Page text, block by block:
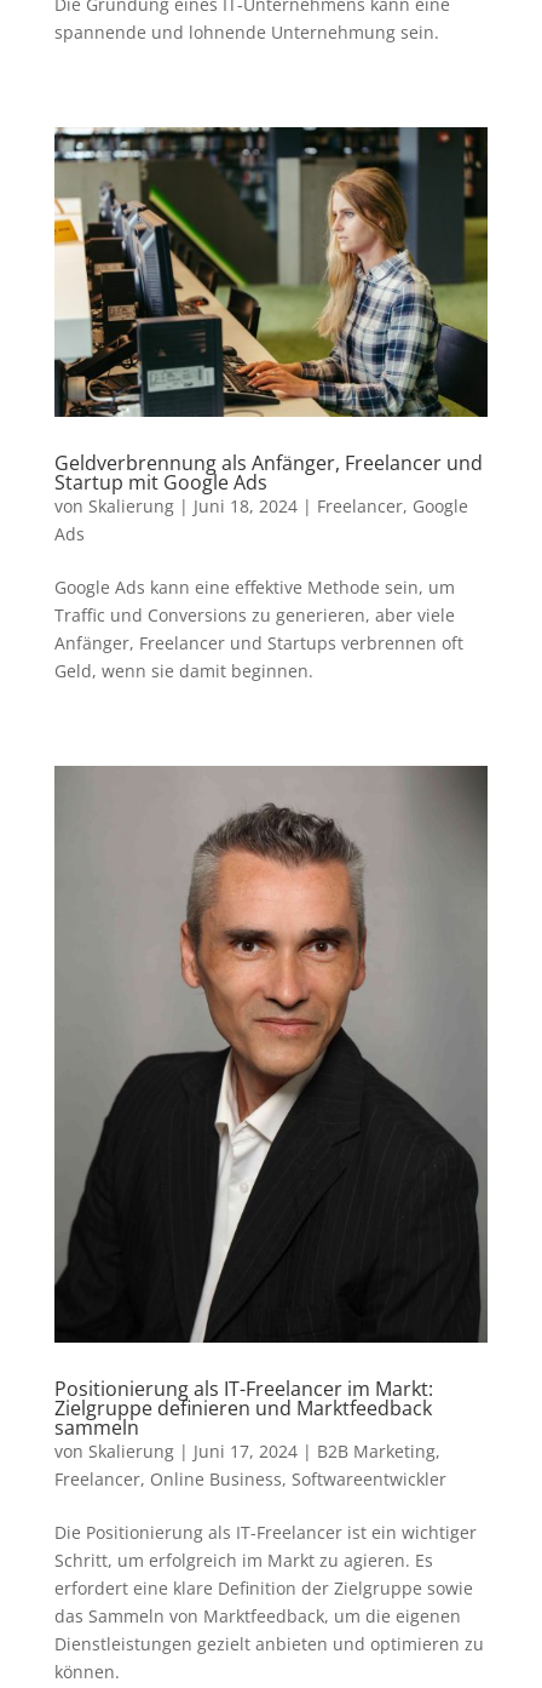
spannende und lohnende Unternehmung sein.
Geldverbrennung als Anfänger, Freelancer und
Startup mit Google Ads
von Skalierung| Juni 18, 2024| Freelancer, Google
Ads
Google Ads kann eine effektive Methode sein, um
Traffic und Conversions zu generieren, aber viele
Anfänger, Freelancer und Startups verbrennen oft
Geld, wenn sie damit beginnen.
Positionierung als IT-Freelancer im Markt:
Zielgruppe definieren und Marktfeedback
sammeln
von Skalierung| Juni 17, 2024| B2B Marketing,
Freelancer, Online Business, Softwareentwickler
Die Positionierung als IT-Freelancer ist ein wichtiger
Schritt, um erfolgreich im Markt zu agieren. Es
erfordert eine klare Definition der Zielgruppe sowie
das Sammeln von Marktfeedback, um die eigenen
Dienstleistungen gezielt anbieten und optimieren zu
können.